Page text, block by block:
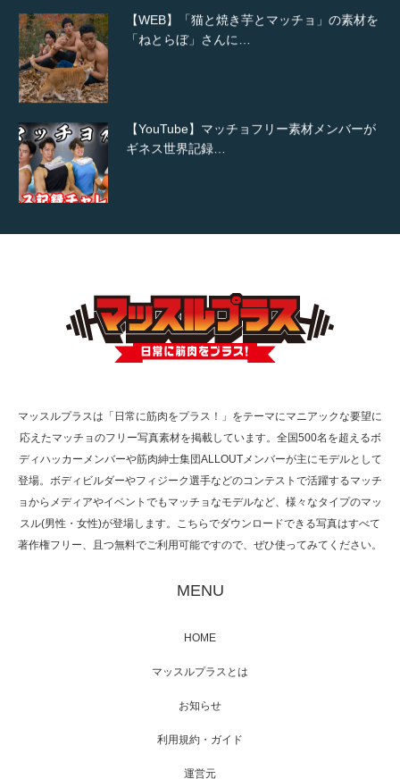
【WEB】「猫と焼き芋とマッチョ」の素材を
「ねとらぼ」さんに…
【YouTube】マッチョフリー素材メンバーが
ギネス世界記録…
【TV】TBS番組「ひるおび」にてマッスルプ
TOKYO FMラジオ番組「ONE MORNING」
で紹介さ…
た（6/8放送）
映画「メカバース」舞台挨拶へマッスルプラ
【TV】NHK BS「COOL JAPAN 」にてマッス
マッスルプラスは「日常に筋肉をプラス！」をテーマにマニアックな要望に
応えたマッチョのフリー写真素材を掲載しています。全国500名を超えるボ
ディハッカーメンバーや筋肉紳士集団ALLOUTメンバーが主にモデルとして
登場。ボディビルダーやフィジーク選手などのコンテストで活躍するマッチ
ョからメディアやイベントでもマッチョなモデルなど、様々なタイプのマッ
スル(男性・女性)が登場します。こちらでダウンロードできる写真はすべて
著作権フリー、且つ無料でご利用可能ですので、ぜひ使ってみてください。
MENU
HOME
マッスルプラスとは
お知らせ
利用規約・ガイド
運営元